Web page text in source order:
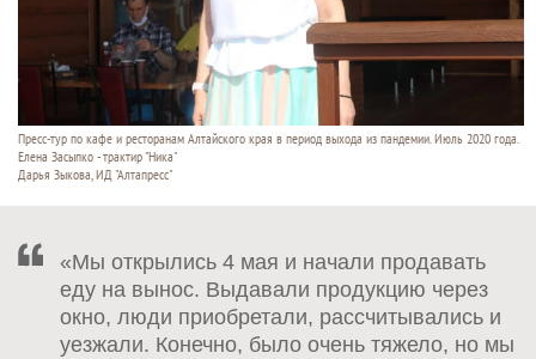
Пресс-тур по кафе и ресторанам Алтайского края в период выхода из пандемии. Июль 2020 года.
Елена Засыпко - трактир "Ника"
Дарья Зыкова, ИД "Алтапресс"
«Мы открылись 4 мая и начали продавать
еду на вынос. Выдавали продукцию через
окно, люди приобретали, рассчитывались и
уезжали. Конечно, было очень тяжело, но мы